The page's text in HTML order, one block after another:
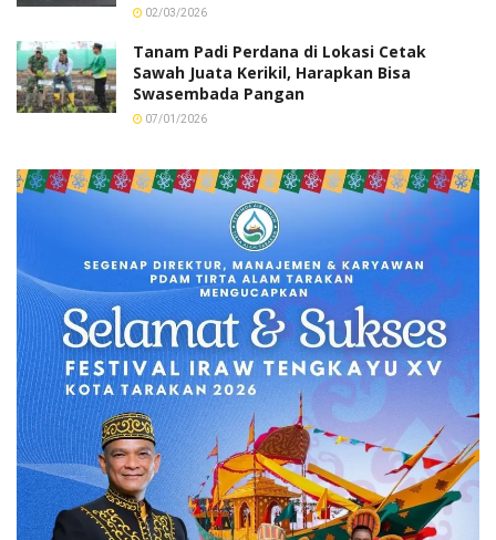
02/03/2026
Tanam Padi Perdana di Lokasi Cetak
Sawah Juata Kerikil, Harapkan Bisa
Swasembada Pangan
07/01/2026